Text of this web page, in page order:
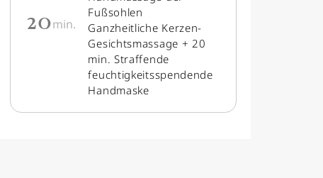
Fußsohlen
20min.
Ganzheitliche Kerzen-
Gesichtsmassage + 20
min. Straffende
feuchtigkeitsspendende
Handmaske